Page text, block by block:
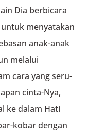
Dia berbicara
menyatakan
anak-anak
melalui
cara yang seru­
cinta-Nya,
ke dalam Hati
kobar dengan